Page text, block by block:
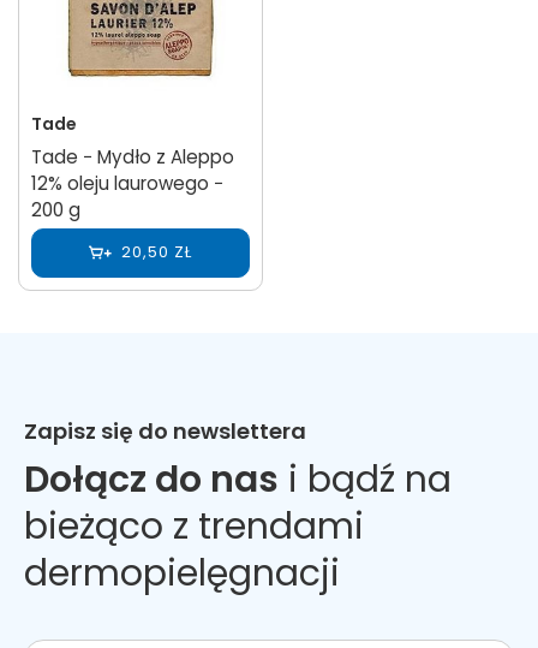
Tade
Tade − Mydło z Aleppo
12% oleju laurowego −
200 g
20,50 ZŁ
Zapisz się do newslettera
Dołącz do nas i bądź na
bieżąco z trendami
dermopielęgnacji